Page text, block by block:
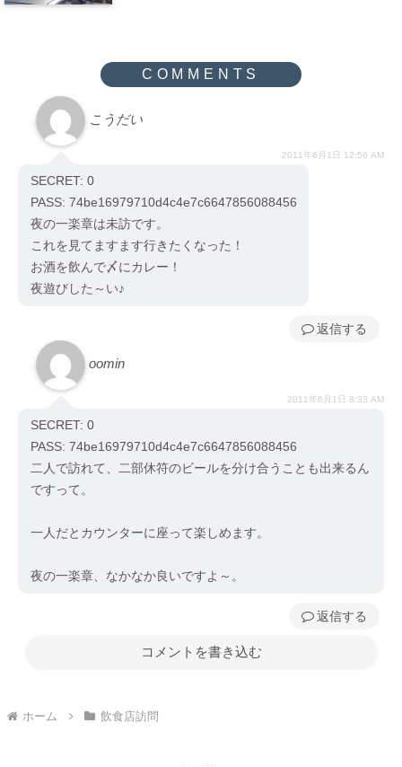
こうだい
2011年6月1日 12:56 AM
SECRET: 0
PASS: 74be16979710d4c4e7c6647856088456
夜の一楽章は未訪です。
これを見てますます行きたくなった！
お酒を飲んで〆にカレー！
夜遊びした～い♪
返信
oomin
2011年6月1日 8:33 AM
SECRET: 0
PASS: 74be16979710d4c4e7c6647856088456
二人で訪れて、二部休符のビールを分け合うことも出来るん
ですって。
一人だとカウンターに座って楽しめます。
夜の一楽章、なかなか良いですよ～。
返信
コメントを書き込む
ホーム 飲食店訪問